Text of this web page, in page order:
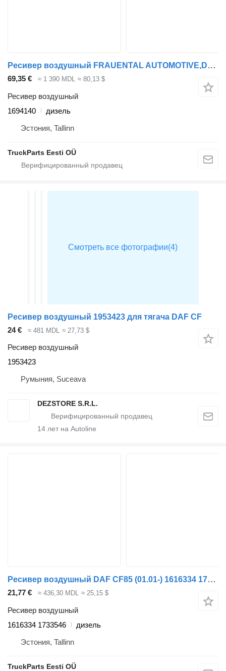
Ресивер воздушный FRAUENTAL AUTOMOTIVE,DAF CF460 (01.17-) 1694140 для тягача DAF CF450, CF460 (2017-)
69,35 € ≈ 1 390 MDL ≈ 80,13 $
Ресивер воздушный
1694140
дизель
Эстония, Tallinn
TruckParts Eesti OÜ
Ресивер воздушный 1953423 для тягача DAF CF
24 €
≈ 481 MDL ≈ 27,73 $
Ресивер воздушный
1953423
Румыния, Suceava
DEZSTORE S.R.L.
14 лет на Autoline
Ресивер воздушный DAF CF85 (01.01-) 1616334 1733546 для тягача DAF LF45, LF55, LF180, CF65, CF75, CF85 (2001-)
21,77 € ≈ 436,30 MDL ≈ 25,15 $
Ресивер воздушный
1616334 1733546
дизель
Эстония, Tallinn
TruckParts Eesti OÜ